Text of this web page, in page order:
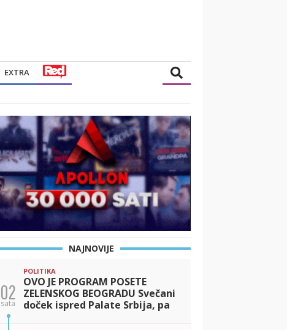
EXTRA
NAJNOVIJE
02
sata
POLITIKA
OVO JE PROGRAM POSETE
ZELENSKOG BEOGRADU Svečani
doček ispred Palate Srbija, pa